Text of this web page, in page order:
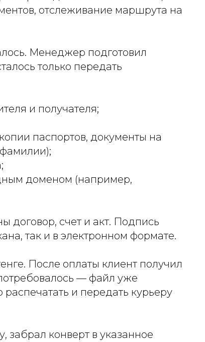
отслеживание маршрута на
Менеджер подготовил
только передать
и получателя;
паспортов, документы на
доменом (например,
договор, счет и акт. Подпись
так и в электронном формате.
После оплаты клиент получил
— файл уже
и передать курьеру
забрал конверт в указанное